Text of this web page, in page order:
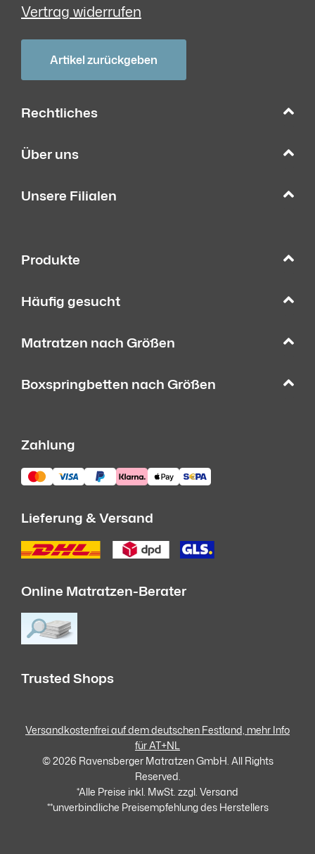
Vertrag widerrufen
Artikel zurückgeben
Rechtliches
Über uns
Unsere Filialen
Produkte
Häufig gesucht
Matratzen nach Größen
Boxspringbetten nach Größen
Zahlung
Lieferung & Versand
Online Matratzen-Berater
Trusted Shops
© 2026 Ravensberger Matratzen GmbH. All Rights
Reserved.
*Alle Preise inkl. MwSt. zzgl. Versand
**unverbindliche Preisempfehlung des Herstellers
Versandkostenfrei auf dem deutschen Festland, mehr Info
für AT+NL